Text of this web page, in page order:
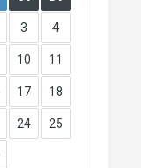
3 4
10 11
17 18
24 25